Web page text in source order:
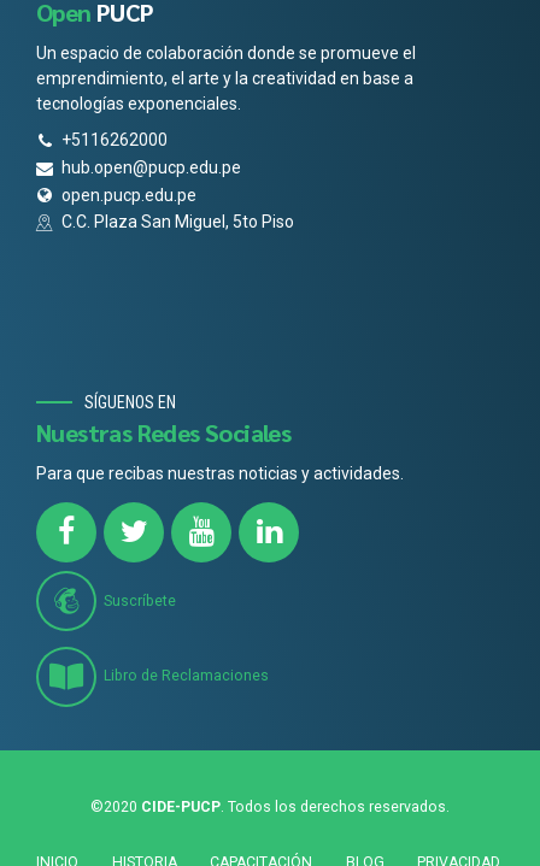
Open PUCP
Un espacio de colaboración donde se promueve el
emprendimiento, el arte y la creatividad en base a
tecnologías exponenciales.
+5116262000
hub.open@pucp.edu.pe
open.pucp.edu.pe
C.C. Plaza San Miguel, 5to Piso
SÍGUENOS EN
Nuestras Redes Sociales
Para que recibas nuestras noticias y actividades.
Suscríbete
Libro de Reclamaciones
©2020 CIDE-PUCP. Todos los derechos reservados.
INICIO HISTORIA CAPACITACIÓN BLOG PRIVACIDAD